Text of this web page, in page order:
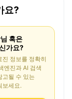
요?
혹은
가요?
진 정보를 정확히
엔진과 AI 검색
고될 수 있는
보세요.